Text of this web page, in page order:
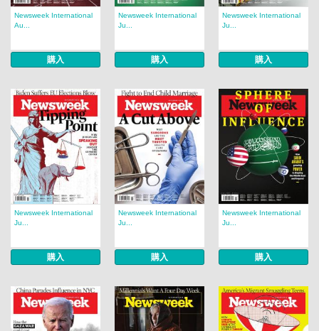
Newsweek International
Au...
購入
Newsweek International
Ju...
購入
Newsweek International
Ju...
購入
Newsweek International
Ju...
購入
Newsweek International
Ju...
購入
Newsweek International
Ju...
購入